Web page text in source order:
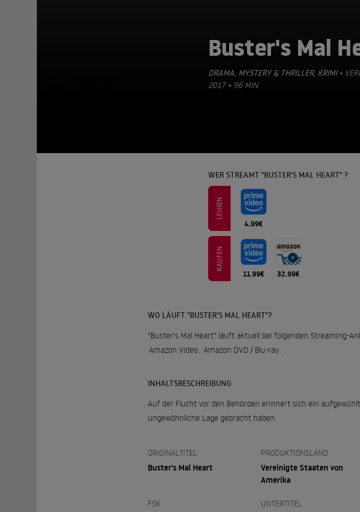
Buster's Mal
DRAMA, MYSTERY & THRILLER, KRIMI•
2017 • 96 MIN
WER STREAMT "BUSTER'S MAL HEART" ?
LEIHEN
4.99€
KAUFEN
11.99€ 32.99€
WO LÄUFT "BUSTER'S MAL HEART"?
"Buster's Mal Heart" läuft aktuell bei folgenden Streaming-
Amazon Video , Amazon DVD / Blu-ray.
INHALTSBESCHREIBUNG
Auf der Flucht vor den Behörden erinnert sich ein
ungewöhnliche Lage gebracht haben.
ORIGINALTITEL
Buster's Mal Heart
PRODUKTIONSLAND
Vereinigte Staaten von
Amerika
FSK UNTERTITEL